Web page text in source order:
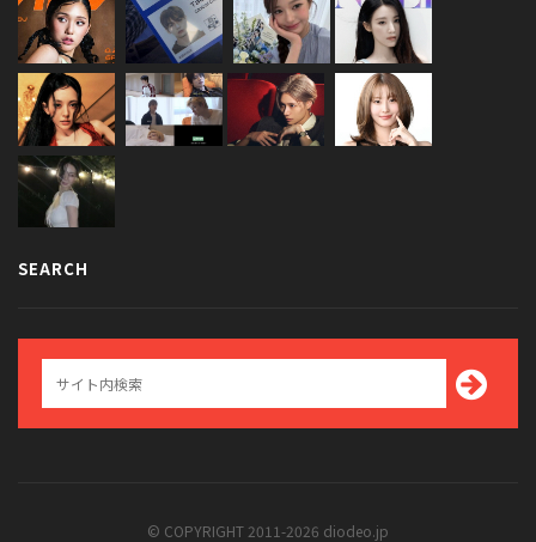
SEARCH
© COPYRIGHT 2011-2026 diodeo.jp